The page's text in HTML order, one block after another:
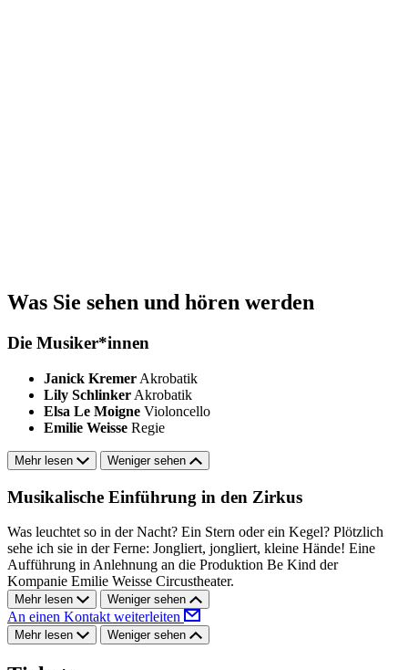
Was Sie sehen und hören werden
Die Musiker*innen
Janick Kremer Akrobatik
Lily Schlinker Akrobatik
Elsa Le Moigne Violoncello
Emilie Weisse Regie
Mehr lesen Weniger sehen
Musikalische Einführung in den Zirkus
Was leuchtet so in der Nacht? Ein Stern oder ein Kegel? Plötzlich
sehe ich sie in der Ferne: Jongliert, jongliert, kleine Hände! Eine
Aufführung in Anlehnung an die Produktion Be Kind der
Kompanie Emilie Weisse Circustheater.
Mehr lesen Weniger sehen
An einen Kontakt weiterleiten
Mehr lesen Weniger sehen